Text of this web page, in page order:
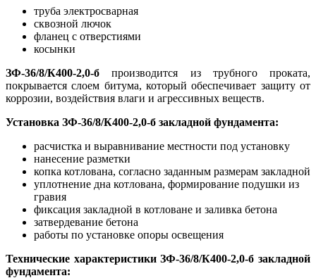
труба электросварная
сквозной лючок
фланец с отверстиями
косынки
ЗФ-36/8/К400-2,0-б производится из трубного проката,
покрывается слоем битума, который обеспечивает защиту от
коррозии, воздействия влаги и агрессивных веществ.
Установка ЗФ-36/8/К400-2,0-б закладной фундамента:
расчистка и выравнивание местности под установку
нанесение разметки
копка котлована, согласно заданным размерам закладной
уплотнение дна котлована, формирование подушки из
гравия
фиксация закладной в котловане и заливка бетона
затвердевание бетона
работы по установке опоры освещения
Технические характеристики ЗФ-36/8/К400-2,0-б закладной
фундамента: